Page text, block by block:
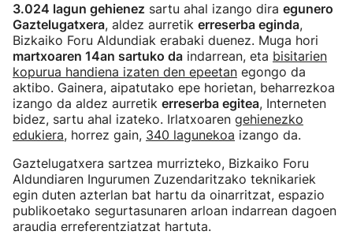
3.024 lagun gehienez sartu ahal izango dira egunero
Gaztelugatxera, aldez aurretik erreserba eginda,
Bizkaiko Foru Aldundiak erabaki duenez. Muga hori
martxoaren 14an sartuko da indarrean, eta bisitarien
kopurua handiena izaten den epeetan egongo da
aktibo. Gainera, aipatutako epe horietan, beharrezkoa
izango da aldez aurretik erreserba egitea, Interneten
bidez, sartu ahal izateko. Irlatxoaren gehienezko
edukiera, horrez gain, 340 lagunekoa izango da.
Gaztelugatxera sartzea murrizteko, Bizkaiko Foru
Aldundiaren Ingurumen Zuzendaritzako teknikariek
egin duten azterlan bat hartu da oinarritzat, espazio
publikoetako segurtasunaren arloan indarrean dagoen
araudia erreferentziatzat hartuta.